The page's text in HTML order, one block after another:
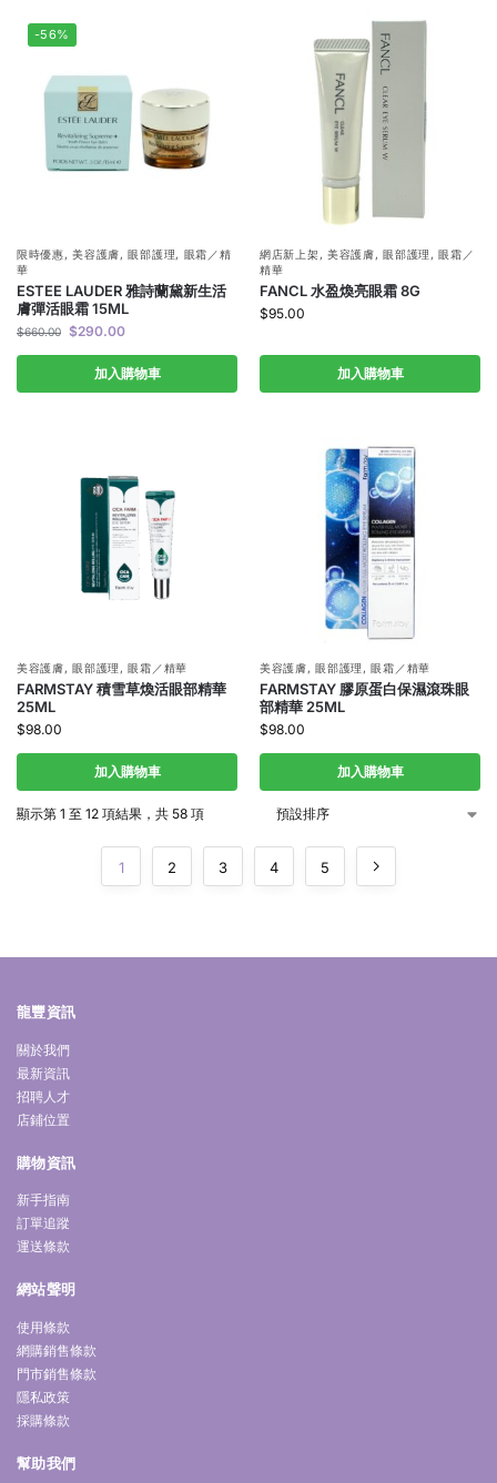
-56%
限時優惠,美容護膚,眼部護理, 眼霜／精
華
ESTEE LAUDER 雅詩蘭黛新生活
膚彈活眼霜 15ML
$660.00 $290.00
加入購物車
網店新上架, 美容護膚,眼部護理 ,眼霜／
精華
FANCL 水盈煥亮眼霜 8G
$95.00
加入購物車
美容護膚,眼部護理 ,眼霜／精華
FARMSTAY 積雪草煥活眼部精華
25ML
$98.00
加入購物車
美容護膚,眼部護理 ,眼霜／精華
FARMSTAY 膠原蛋白保濕滾珠眼
部精華 25ML
$98.00
加入購物車
顯示第 1 至 12 項結果，共 58 項
1 2 3 4 5
龍豐資訊
關於我們
最新資訊
招聘人才
店鋪位置
購物資訊
新手指南
訂單追蹤
運送條款
網站聲明
使用條款
網購銷售條款
門市銷售條款
隱私政策
採購條款
幫助我們